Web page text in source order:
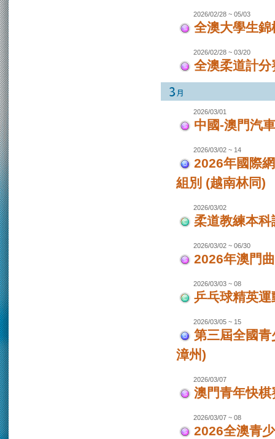
2026/02/28 ~ 05/03
全澳大學生
2026/02/28 ~ 03/20
全澳柔道計分
2026/03/01
中國-澳門汽
2026/03/02 ~ 14
2026年國際
組別 (越南林同)
2026/03/02
柔道教練本科
2026/03/02 ~ 06/30
2026年澳門
2026/03/03 ~ 08
乒乓球精英
2026/03/05 ~ 15
第三屆全國
漳州)
2026/03/07
澳門青年快棋
2026/03/07 ~ 08
2026全澳青